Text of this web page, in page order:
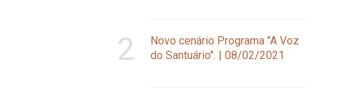
2
Novo cenário Programa "A Voz
do Santuário". | 08/02/2021